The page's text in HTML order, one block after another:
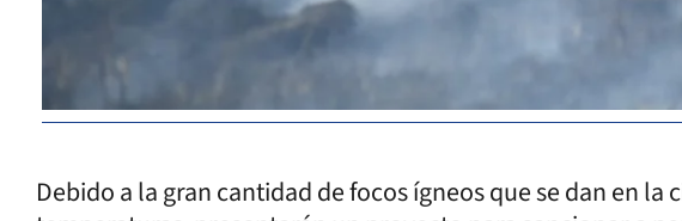
Debido a la gran cantidad de focos ígneos que se dan en la